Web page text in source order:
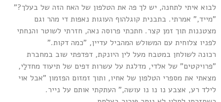
לבוא איתי לתחנה, יש לך פה את הטלפון של האח הזה של בעלך?"
"מייד," אמרתי. בתבנית קוגלהוף העוגות נאפות די מהר וגם
מצטננות תוך זמן קצר. חתכתי פרוסה נאה, חזרתי לשוטר והנחתי
לפניו צלוחית עם המשולש המהביל עדיין, "כמה דקות."
רכונה לשולחן במטבח מעל לין היונקת, דפדפתי שוב במחברת
"פרויקטים" של אלדי, מדלגת על עשרות דפים של תיעוד מחדלַי,
מצאתי את מספרי הטלפון של אחיו, ותוך זמזום הפזמון "אבל אוי
לילד רע, אצבע נו נו נו עושה," העתקתי אותם על נייר.